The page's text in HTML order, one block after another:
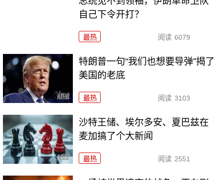
自己下令开打？
最热 阅读 6079
特朗普一句“我们也想要导弹”揭了
美国的老底
最热 阅读 3103
沙特王储、埃尔多安、夏巴兹在
麦加搞了个大新闻
最热 阅读 2551